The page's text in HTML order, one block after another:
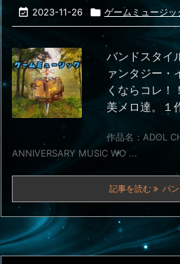
 2023-11-26  ゲームミュージッ
バンドスタイ
ァンタジー・
くならコレ！
美メロ達。１
作品名：ADOL
ANNIVERSARY MUSIC WO ...
記事を読む バ